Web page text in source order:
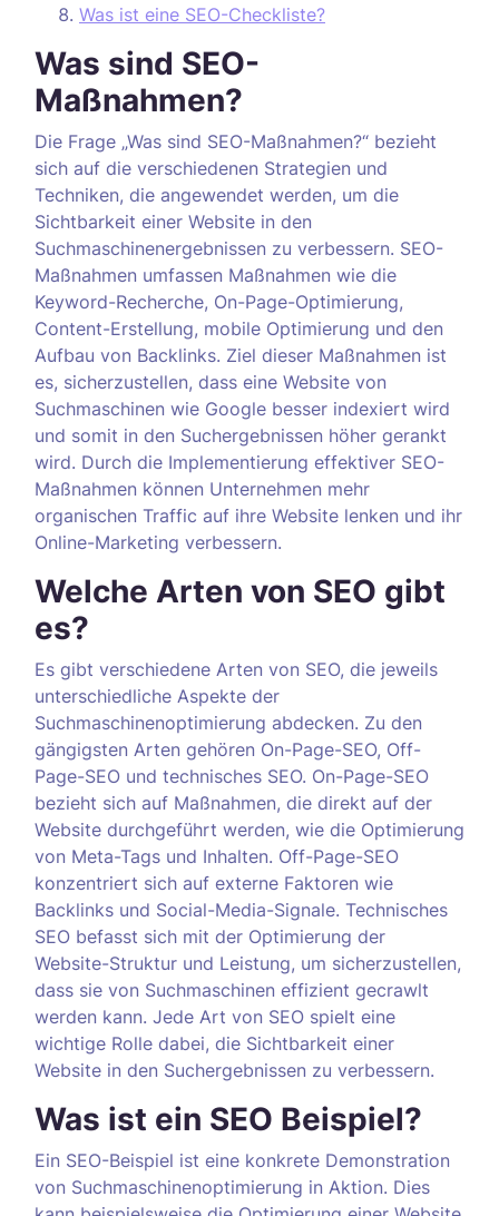
Was ist eine SEO-Checkliste?
Was sind SEO-
Maßnahmen?
Die Frage „Was sind SEO-Maßnahmen?“ bezieht
sich auf die verschiedenen Strategien und
Techniken, die angewendet werden, um die
Sichtbarkeit einer Website in den
Suchmaschinenergebnissen zu verbessern. SEO-
Maßnahmen umfassen Maßnahmen wie die
Keyword-Recherche, On-Page-Optimierung,
Content-Erstellung, mobile Optimierung und den
Aufbau von Backlinks. Ziel dieser Maßnahmen ist
es, sicherzustellen, dass eine Website von
Suchmaschinen wie Google besser indexiert wird
und somit in den Suchergebnissen höher gerankt
wird. Durch die Implementierung effektiver SEO-
Maßnahmen können Unternehmen mehr
organischen Traffic auf ihre Website lenken und ihr
Online-Marketing verbessern.
Welche Arten von SEO gibt
es?
Es gibt verschiedene Arten von SEO, die jeweils
unterschiedliche Aspekte der
Suchmaschinenoptimierung abdecken. Zu den
gängigsten Arten gehören On-Page-SEO, Off-
Page-SEO und technisches SEO. On-Page-SEO
bezieht sich auf Maßnahmen, die direkt auf der
Website durchgeführt werden, wie die Optimierung
von Meta-Tags und Inhalten. Off-Page-SEO
konzentriert sich auf externe Faktoren wie
Backlinks und Social-Media-Signale. Technisches
SEO befasst sich mit der Optimierung der
Website-Struktur und Leistung, um sicherzustellen,
dass sie von Suchmaschinen effizient gecrawlt
werden kann. Jede Art von SEO spielt eine
wichtige Rolle dabei, die Sichtbarkeit einer
Website in den Suchergebnissen zu verbessern.
Was ist ein SEO Beispiel?
Ein SEO-Beispiel ist eine konkrete Demonstration
von Suchmaschinenoptimierung in Aktion. Dies